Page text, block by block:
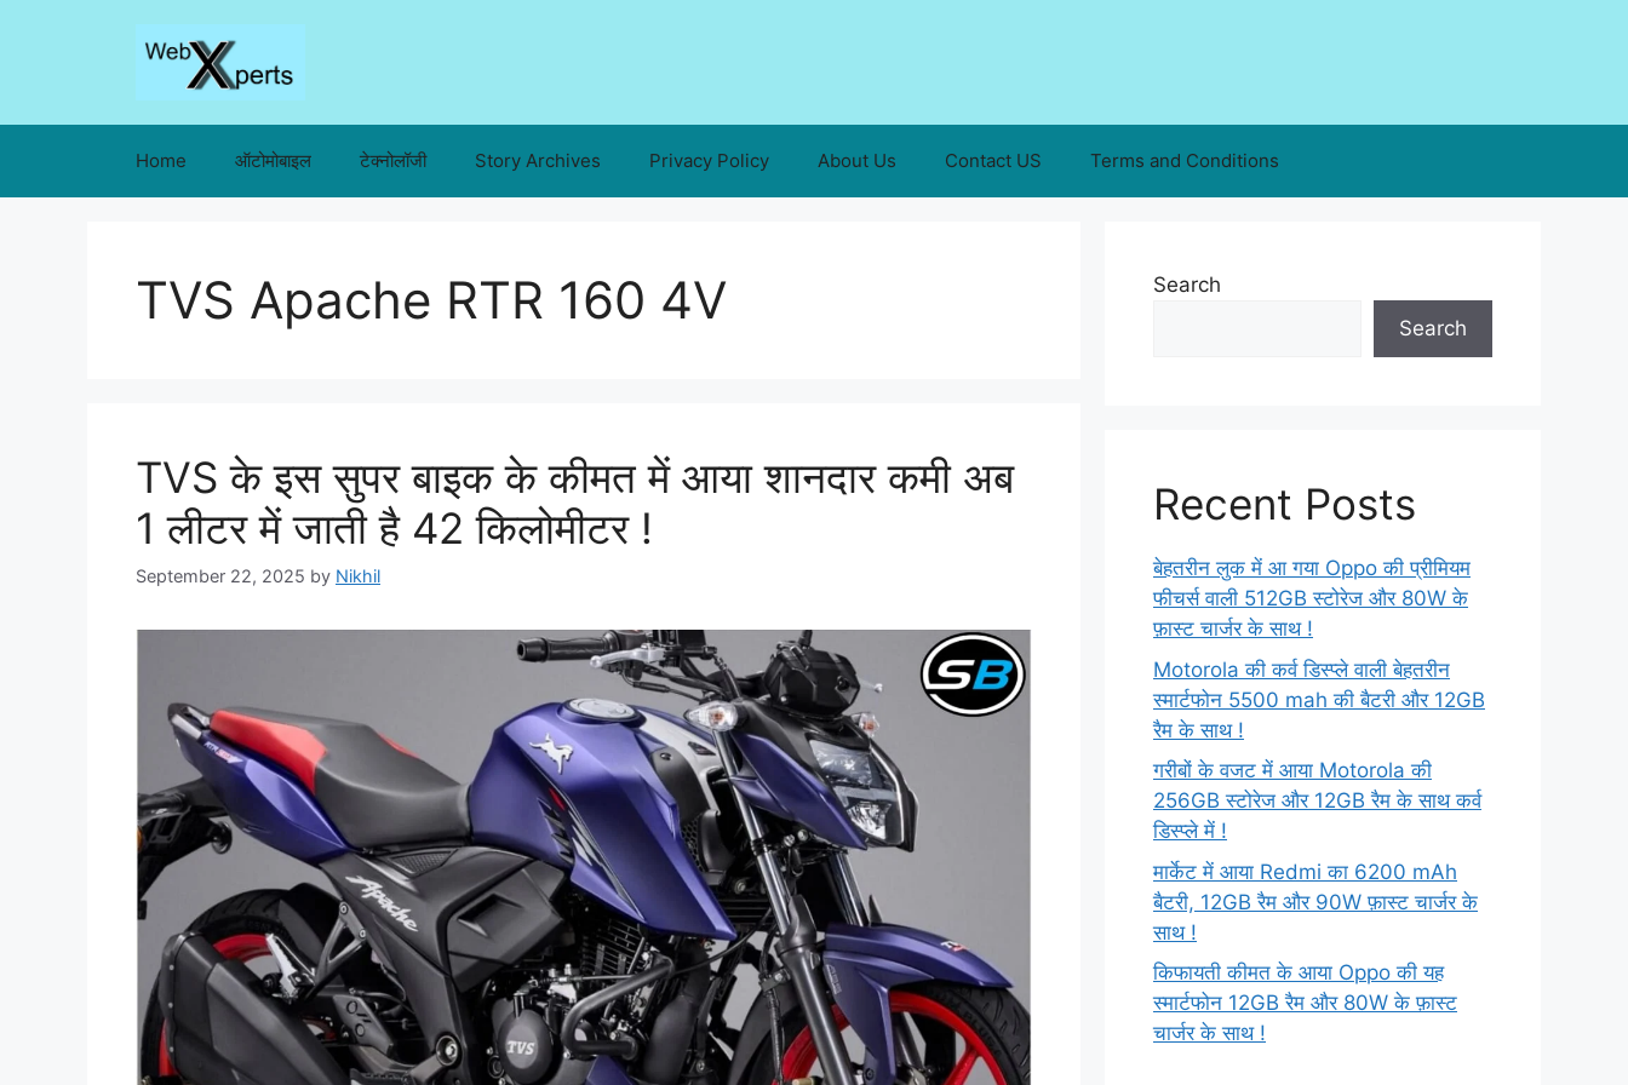
Home ऑटोमोबाइल टेक्नोलॉजी Story Archives Privacy Policy About Us Contact US Terms and Conditions
TVS Apache RTR 160 4V
TVS के इस सुपर बाइक के कीमत में आया शानदार कमी अब
1 लीटर में जाती है 42 किलोमीटर !
September 22, 2025 by Nikhil
Search
Search
Recent Posts
बेहतरीन लुक में आ गया Oppo की प्रीमियम
फीचर्स वाली 512GB स्टोरेज और 80W के
फ़ास्ट चार्जर के साथ !
Motorola की कर्व डिस्प्ले वाली बेहतरीन
स्मार्टफोन 5500 mah की बैटरी और 12GB
रैम के साथ !
गरीबों के वजट में आया Motorola की
256GB स्टोरेज और 12GB रैम के साथ कर्व
डिस्प्ले में !
मार्केट में आया Redmi का 6200 mAh
बैटरी, 12GB रैम और 90W फ़ास्ट चार्जर के
साथ !
किफायती कीमत के आया Oppo की यह
स्मार्टफोन 12GB रैम और 80W के फ़ास्ट
चार्जर के साथ !